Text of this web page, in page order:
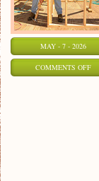
MAY - 7 - 2026
COMMENTS OFFON